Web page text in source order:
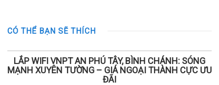
CÓ THỂ BẠN SẼ THÍCH
LẮP WIFI VNPT AN PHÚ TÂY, BÌNH CHÁNH: SÓNG
MẠNH XUYÊN TƯỜNG – GIÁ NGOẠI THÀNH CỰC ƯU
ĐÃI